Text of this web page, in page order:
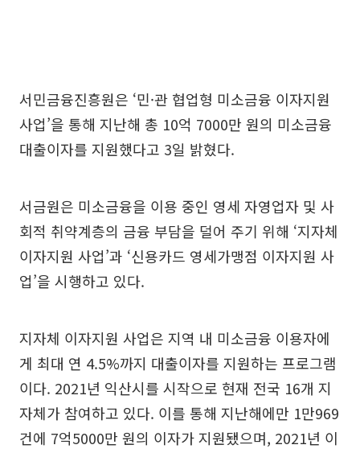
서민금융진흥원은 ‘민·관 협업형 미소금융 이자지원
사업’을 통해 지난해 총 10억 7000만 원의 미소금융
대출이자를 지원했다고 3일 밝혔다.
서금원은 미소금융을 이용 중인 영세 자영업자 및 사
회적 취약계층의 금융 부담을 덜어 주기 위해 ‘지자체
이자지원 사업’과 ‘신용카드 영세가맹점 이자지원 사
업’을 시행하고 있다.
지자체 이자지원 사업은 지역 내 미소금융 이용자에
게 최대 연 4.5%까지 대출이자를 지원하는 프로그램
이다. 2021년 익산시를 시작으로 현재 전국 16개 지
자체가 참여하고 있다. 이를 통해 지난해에만 1만969
건에 7억5000만 원의 이자가 지원됐으며, 2021년 이